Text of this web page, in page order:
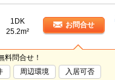
1DK
25.2m²
お問合せ
料問合せ！
周辺環境 入居可否